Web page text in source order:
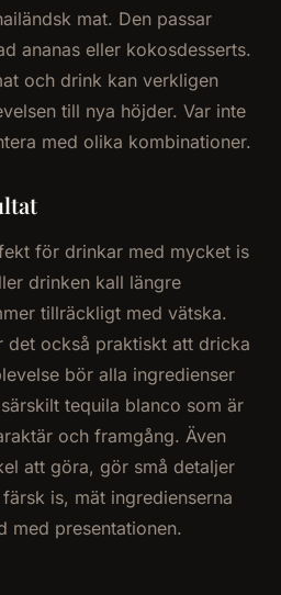
mat. Den passar
ananas eller kokosdesserts.
och drink kan verkligen
till nya höjder. Var inte
med olika kombinationer.
för drinkar med mycket is
drinken kall längre
tillräckligt med vätska.
det också praktiskt att dricka
bör alla ingredienser
tequila blanco som är
och framgång. Även
att göra, gör små detaljer
is, mät ingredienserna
med presentationen.